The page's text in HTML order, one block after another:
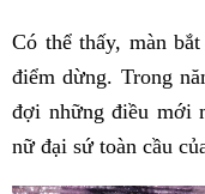
Có thể thấy, màn
điểm dừng. Trong
đợi những điều mới
nữ đại sứ toàn cầu